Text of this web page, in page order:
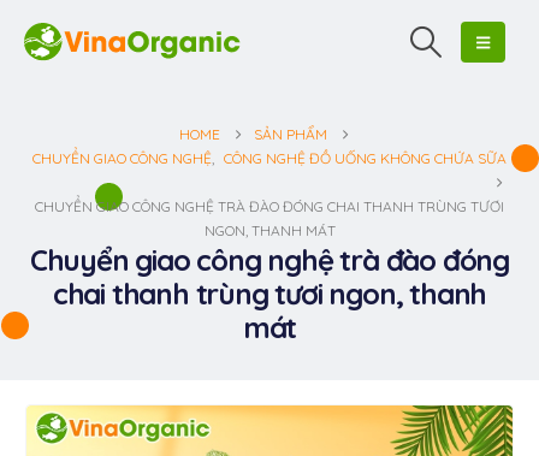
HOME
SẢN PHẨM
CHUYỂN GIAO CÔNG NGHỆ, CÔNG NGHỆ ĐỒ UỐNG KHÔNG CHỨA SỮA
CHUYỂN GIAO CÔNG NGHỆ TRÀ ĐÀO ĐÓNG CHAI THANH TRÙNG TƯƠI
NGON, THANH MÁT
Chuyển giao công nghệ trà đào đóng
chai thanh trùng tươi ngon, thanh
mát